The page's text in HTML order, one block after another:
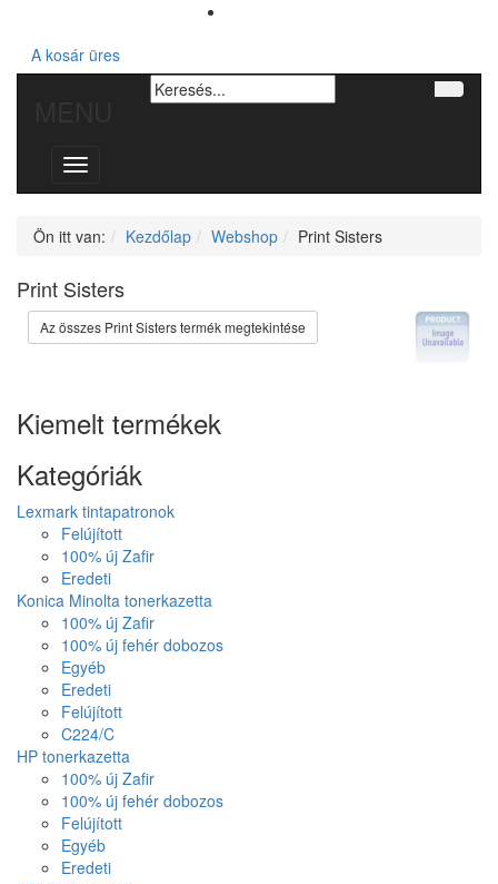
A kosár üres
Toggle
navigation
Ön itt van: Kezdőlap Webshop Print Sisters
Print Sisters
Az összes Print Sisters termék megtekintése
Kiemelt termékek
Kategóriák
Lexmark tintapatronok
Felújított
100% új Zafir
Eredeti
Konica Minolta tonerkazetta
100% új Zafir
100% új fehér dobozos
Egyéb
Eredeti
Felújított
C224/C
HP tonerkazetta
100% új Zafir
100% új fehér dobozos
Felújított
Egyéb
Eredeti